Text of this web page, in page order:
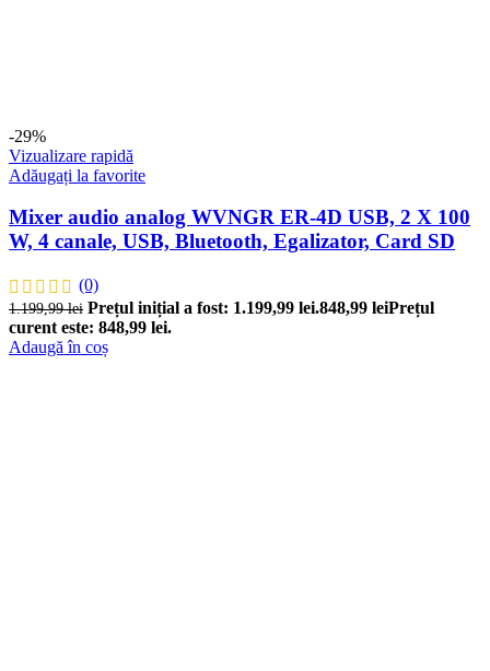
-29%
Vizualizare rapidă
Adăugați la favorite
Mixer audio analog WVNGR ER-4D USB, 2 X 100
W, 4 canale, USB, Bluetooth, Egalizator, Card SD
(0)
1.199,99lei Prețul inițial a fost: 1.199,99 lei.848,99 leiPrețul
curent este: 848,99 lei.
Adaugă în coș